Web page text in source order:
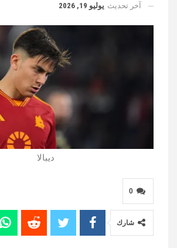
آخر تحديث يوليو 19, 2026
ديبالا
0
شارك